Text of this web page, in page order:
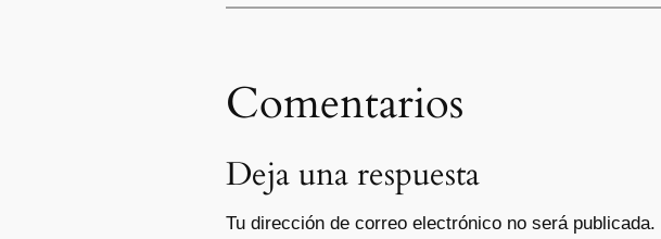
Comentarios
Deja una respuesta
Tu dirección de correo electrónico no será publicada.